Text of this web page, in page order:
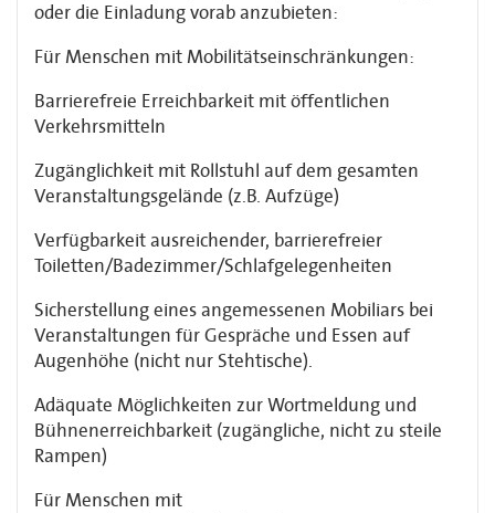
oder die Einladung vorab anzubieten:
Für Menschen mit Mobilitätseinschränkungen:
Barrierefreie Erreichbarkeit mit öffentlichen
Verkehrsmitteln
Zugänglichkeit mit Rollstuhl auf dem gesamten
Veranstaltungsgelände (z.B. Aufzüge)
Verfügbarkeit ausreichender, barrierefreier
Toiletten/Badezimmer/Schlafgelegenheiten
Sicherstellung eines angemessenen Mobiliars bei
Veranstaltungen für Gespräche und Essen auf
Augenhöhe (nicht nur Stehtische).
Adäquate Möglichkeiten zur Wortmeldung und
Bühnenerreichbarkeit (zugängliche, nicht zu steile
Rampen)
Für Menschen mit